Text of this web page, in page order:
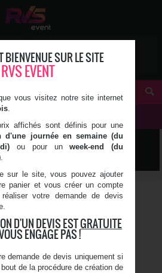
0 article(s)
DEBOUT
HOUSSE MANGE-DEBOUT -
Pour mange-debout : Ø.80
cm
Couleur : Blanc
Adaptée à nos manges-
BIENVENUE SUR LE SITE
RVS EVENT
vous visitez notre site internet
.
affichés sont définis pour une
d'une journée en semaine (du
ou pour unweek-end (du
.
sur le site, vous pouvez ajouter
panier et vous créer un compte
votre demande de devis
D'UN DEVIS ESTGRATUITE
ENGAGE PAS !
demande de devis uniquement si
de la procédure de création de